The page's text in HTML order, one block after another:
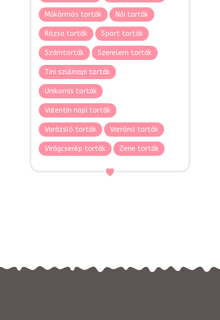
Műkörmös torták Női torták
Rózsa torták Sport torták
Számtorták Szerelem torták
Tini szülinapi torták
Unikornis torták
Valentin napi torták
Varázsló torták Varrónő torták
Virágcserép torták Zene torták